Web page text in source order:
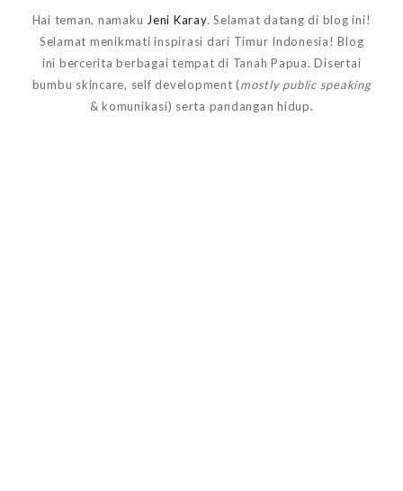
Hai teman, namaku Jeni Karay. Selamat datang di blog ini!
Selamat menikmati inspirasi dari Timur Indonesia! Blog
ini bercerita berbagai tempat di Tanah Papua. Disertai
bumbu skincare, self development (mostly public speaking
& komunikasi) serta pandangan hidup.